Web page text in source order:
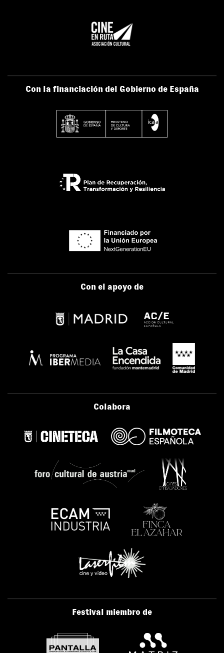
Con la financiación del Gobierno de España
Con el apoyo de
Colabora
Festival miembro de